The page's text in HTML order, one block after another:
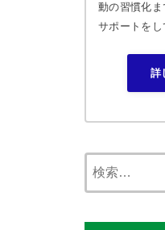
動の習慣化
サポートをし
詳